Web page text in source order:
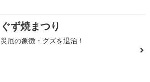
ぐず焼まつり
災厄の象徴・グズを退治！